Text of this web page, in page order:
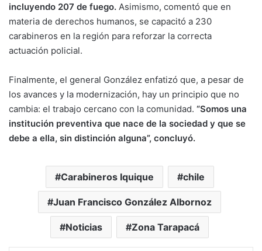
incluyendo 207 de fuego. Asimismo, comentó que en
materia de derechos humanos, se capacitó a 230
carabineros en la región para reforzar la correcta
actuación policial.
Finalmente, el general González enfatizó que, a pesar de
los avances y la modernización, hay un principio que no
cambia: el trabajo cercano con la comunidad. “Somos una
institución preventiva que nace de la sociedad y que se
debe a ella, sin distinción alguna”, concluyó.
Carabineros Iquique chile
Juan Francisco González Albornoz
Noticias Zona Tarapacá